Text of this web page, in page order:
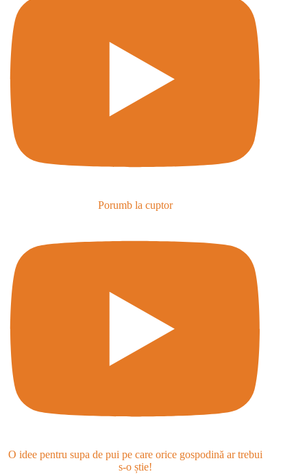
Porumb la cuptor
O idee pentru supa de pui pe care orice gospodină ar trebui
s-o știe!